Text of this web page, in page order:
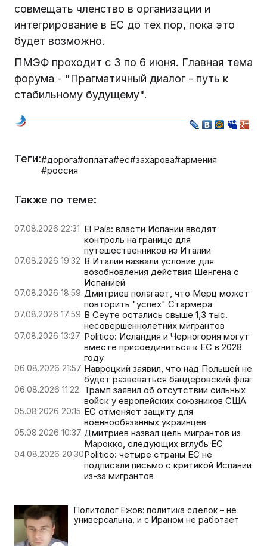
совмещать членство в организации и
интегрирование в ЕС до тех пор, пока это
будет возможно.
ПМЭФ проходит с 3 по 6 июня. Главная тема
форума - "Прагматичный диалог - путь к
стабильному будущему".
Теги:#дорога#оплата#ес#захарова#армения
#россия
Также по теме:
07.08.2026 22:31 El País: власти Испании вводят
контроль на границе для
путешественников из Италии
07.08.2026 19:32 В Италии назвали условие для
возобновления действия Шенгена с
Испанией
07.08.2026 18:59 Дмитриев полагает, что Мерц может
повторить "успех" Стармера
07.08.2026 17:59 В Сеуте остались свыше 1,3 тыс.
несовершеннолетних мигрантов
07.08.2026 13:27 Politico: Исландия и Черногория могут
вместе присоединиться к ЕС в 2028
году
06.08.2026 21:57 Навроцкий заявил, что над Польшей не
будет развеваться бандеровский флаг
06.08.2026 11:22 Трамп заявил об отсутствии сильных
войск у европейских союзников США
05.08.2026 20:15 ЕС отменяет защиту для
военнообязанных украинцев
05.08.2026 10:37 Дмитриев назвал цель мигрантов из
Марокко, следующих вглубь ЕС
04.08.2026 20:30Politico: четыре страны ЕС не
подписали письмо с критикой Испании
из-за мигрантов
Политолог Ежов: политика сделок – не
универсальна, и с Ираном не работает